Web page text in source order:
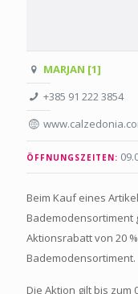
MARJAN [1]
+385 91 222 3854
ÖFFNUNGSZEITEN:
Beim Kauf eines
Bademodensortiment
Aktionsrabatt von 20
Bademodensortiment.
Die Aktion gilt bis zum